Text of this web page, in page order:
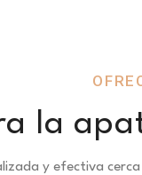
la
y efectiva